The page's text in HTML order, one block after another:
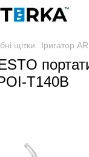
щітки Іригатор
T140B